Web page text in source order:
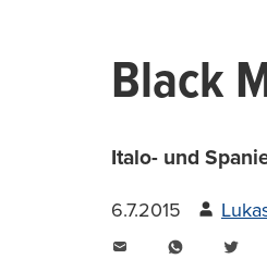
Black
Italo- und
6.7.2015
WhatsApp